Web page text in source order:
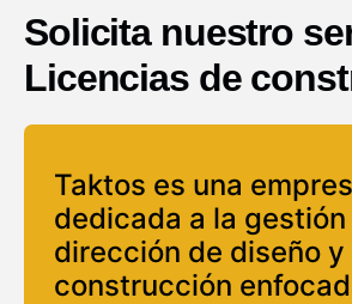
Solicita nuestro
Licencias de
Taktos es una
dedicada a la gestión
dirección de diseño y
construcción